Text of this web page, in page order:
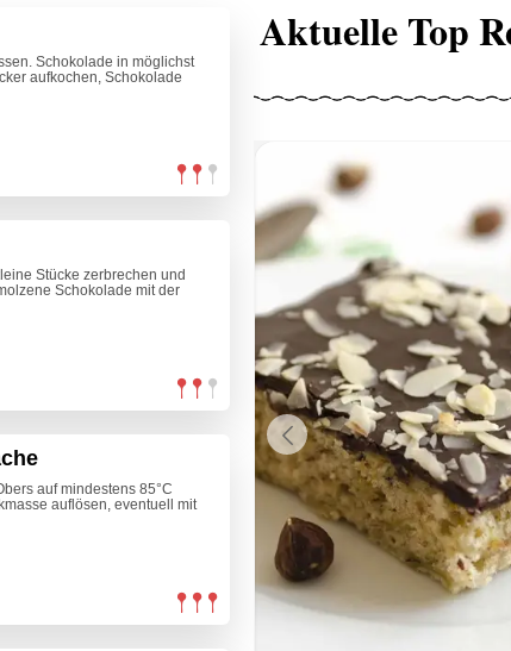
Schokolade in möglichst
aufkochen, Schokolade
Stücke zerbrechen und
Schokolade mit der
auf mindestens 85°C
auflösen, eventuell mit
Aktuelle Top
Previous